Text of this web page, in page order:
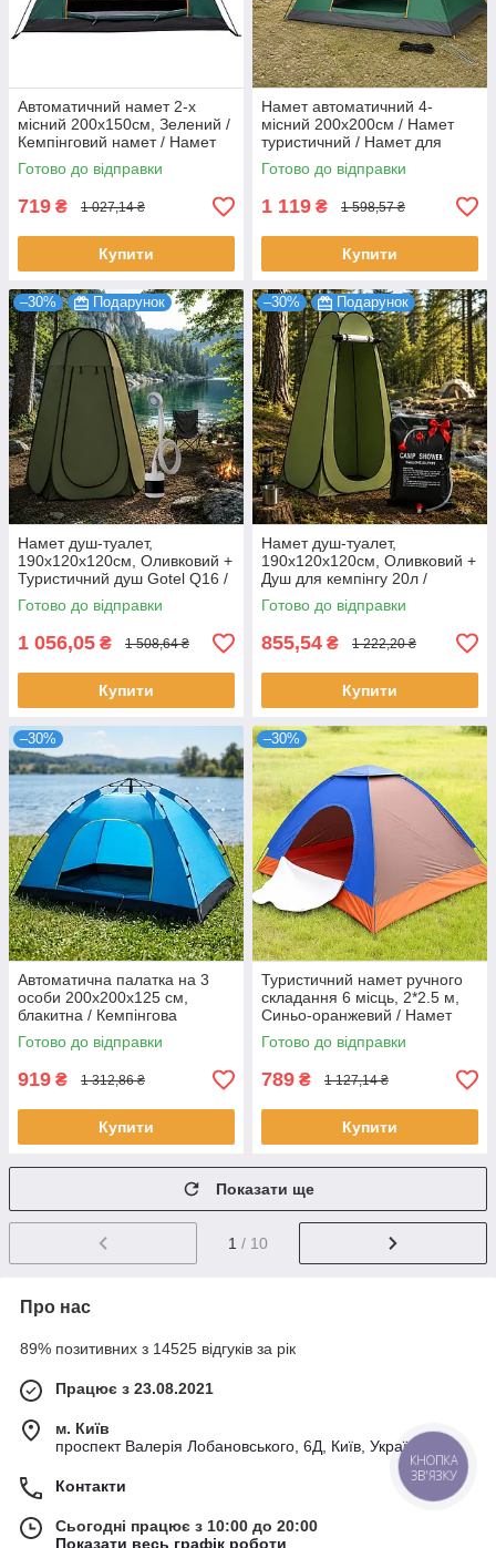
Автоматичний намет 2-х
місний 200х150см, Зелений /
Кемпінговий намет / Намет
туристичний
Готово до відправки
719 ₴ 1 027,14 ₴
Купити
Намет автоматичний 4-
місний 200х200см / Намет
туристичний / Намет для
кемпінгу
Готово до відправки
1 119 ₴ 1 598,57 ₴
Купити
–30% Подарунок
Намет душ-туалет,
190х120х120см, Оливковий +
Туристичний душ Gotel Q16 /
Туристична кабінка душ /
Кабінка для переодягання
Готово до відправки
1 056,05 ₴ 1 508,64 ₴
Купити
–30% Подарунок
Намет душ-туалет,
190х120х120см, Оливковий +
Душ для кемпінгу 20л /
Туристична кабінка душ,
туалет / Кабінка для
Готово до відправки
855,54 ₴ 1 222,20 ₴
Купити
–30%
Автоматична палатка на 3
особи 200x200x125 см,
блакитна / Кемпінгова
палатка / Туристична палатка
Готово до відправки
919 ₴ 1 312,86 ₴
Купити
–30%
Туристичний намет ручного
складання 6 місць, 2*2.5 м,
Синьо-оранжевий / Намет
для кемпінгу / Намет
кемпінговий
Готово до відправки
789 ₴ 1 127,14 ₴
Купити
Показати ще
1 / 10
Про нас
89% позитивних з 14525 відгуків за рік
Працює з 23.08.2021
м. Київ
проспект Валерія Лобановського, 6Д, Київ, Україна
Контакти
Сьогодні працює з 10:00 до 20:00
Показати весь графік роботи